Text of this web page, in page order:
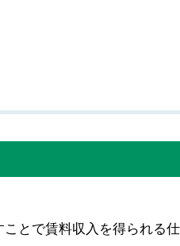
とで賃料収入を得られる仕